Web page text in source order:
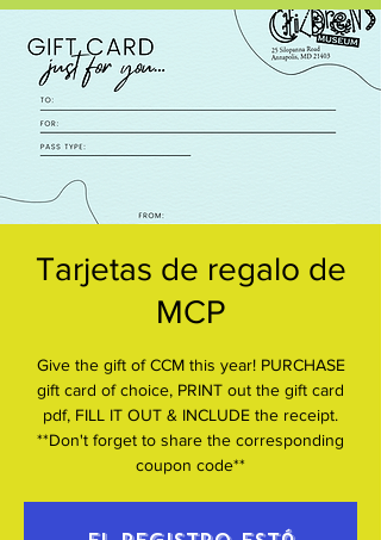
Tarjetas de regalo de
MCP
Give the gift of CCM this year! PURCHASE
gift card of choice, PRINT out the gift card
pdf, FILL IT OUT & INCLUDE the receipt.
**Don't forget to share the corresponding
coupon code**